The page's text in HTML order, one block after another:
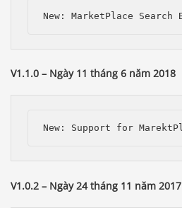
V1.1.0 – Ngày 11 tháng 6 năm 2018
V1.0.2 – Ngày 24 tháng 11 năm 2017